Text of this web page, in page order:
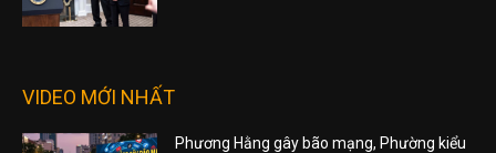
VIDEO MỚI NHẤT
Phương Hằng gây bão mạng, Phường kiểu